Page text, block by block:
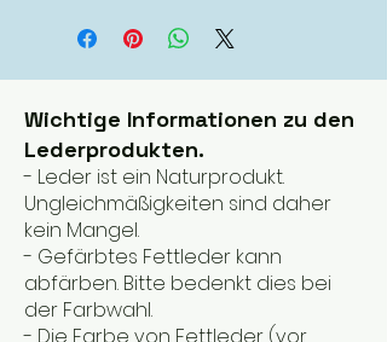
Wichtige Informationen zu den
Lederprodukten.
- Leder ist ein Naturprodukt.
Ungleichmäßigkeiten sind daher
kein Mangel.
- Gefärbtes Fettleder kann
abfärben. Bitte bedenkt dies bei
der Farbwahl.